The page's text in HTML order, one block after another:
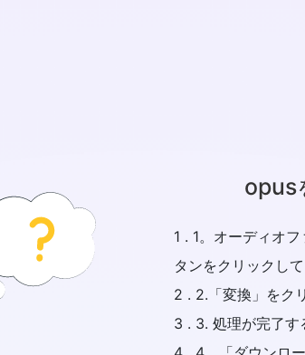
opus
1 . 1。オーディオ
タンをクリックし
2 . 2.「変換」をク
3 . 3. 処理が完了す